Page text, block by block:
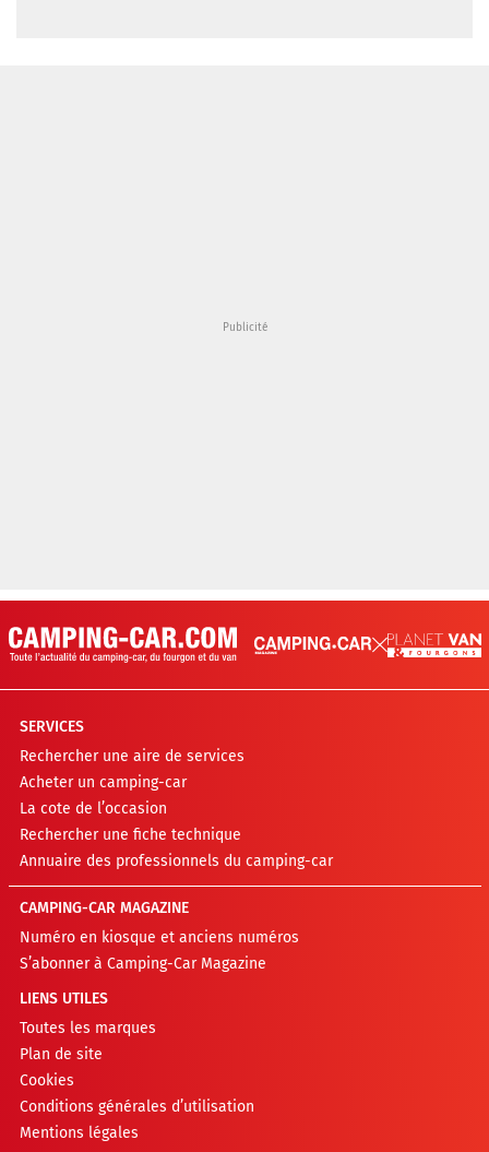
SERVICES
Rechercher une aire de services
Acheter un camping-car
La cote de l’occasion
Rechercher une fiche technique
Annuaire des professionnels du camping-car
CAMPING-CAR MAGAZINE
Numéro en kiosque et anciens numéros
S’abonner à Camping-Car Magazine
LIENS UTILES
Toutes les marques
Plan de site
Cookies
Conditions générales d’utilisation
Mentions légales